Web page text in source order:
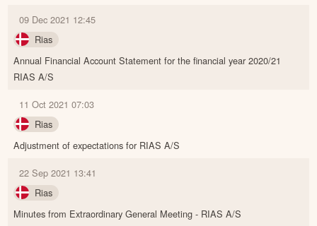
09 Dec 2021 12:45
Rias
Annual Financial Account Statement for the financial year 2020/21
RIAS A/S
11 Oct 2021 07:03
Rias
Adjustment of expectations for RIAS A/S
22 Sep 2021 13:41
Rias
Minutes from Extraordinary General Meeting - RIAS A/S